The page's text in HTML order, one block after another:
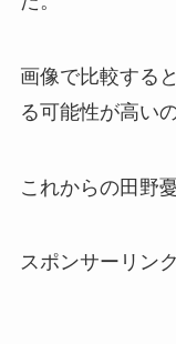
画像で比較する
る可能性が高い
これからの田野
スポンサーリンク